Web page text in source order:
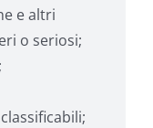
e altri
o seriosi;